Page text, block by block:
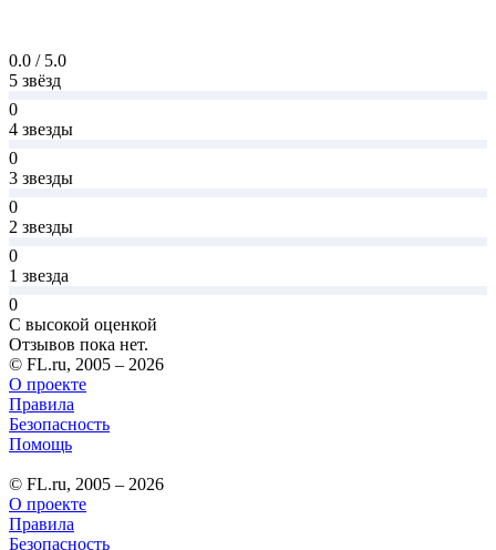
0.0 / 5.0
5 звёзд
0
4 звезды
0
3 звезды
0
2 звезды
0
1 звезда
0
С высокой оценкой
Отзывов пока нет.
© FL.ru, 2005 – 2026
О проекте
Правила
Безопасность
Помощь
© FL.ru, 2005 – 2026
О проекте
Правила
Безопасность